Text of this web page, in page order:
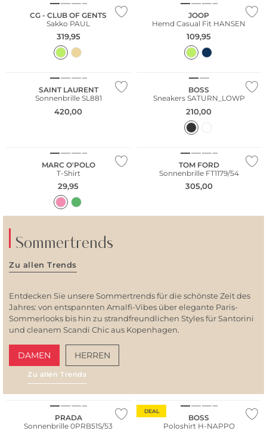
CG - CLUB OF GENTS
Sakko PAUL
319,95
JOOP
Hemd Casual Fit HANSEN
109,95
SAINT LAURENT
Sonnenbrille SL881
420,00
BOSS
Sneakers SATURN_LOWP
210,00
MARC O'POLO
T-Shirt
29,95
TOM FORD
Sonnenbrille FT1179/54
305,00
Sommertrends
Zu allen Trends
Entdecken Sie unsere Sommertrends für die schönste Zeit des
Jahres: von entspannten Amalfi-Vibes über elegante Paris-
Sommerlooks bis hin zu strandfreundlichen Styles für Santorini
und cleanem Scandi Chic aus Kopenhagen.
DAMEN HERREN
Zu allen Trends
PRADA
Sonnenbrille 0PRB51S/53
DEAL
BOSS
Poloshirt H-NAPPO